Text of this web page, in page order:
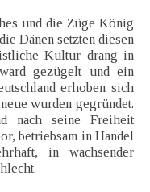
und die Züge König
Dänen setzten diesen
Kultur drang in
gezügelt und ein
erhoben sich
wurden gegründet.
nach seine Freiheit
betriebsam in Handel
in wachsender